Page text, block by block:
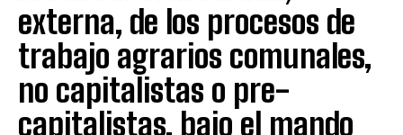
externa, de los procesos de
trabajo agrarios comunales,
no capitalistas o pre-
capitalistas, bajo el mando